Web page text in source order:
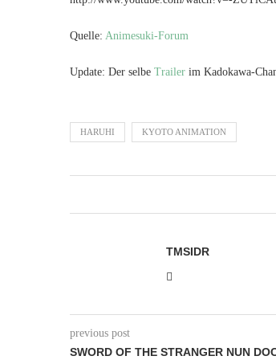
Quelle: Animesuki-Forum
Update: Der selbe Trailer im Kadokawa-
HARUHI KYOTO ANIMATION
TMSIDR
previous post
SWORD OF THE STRANGER NUN